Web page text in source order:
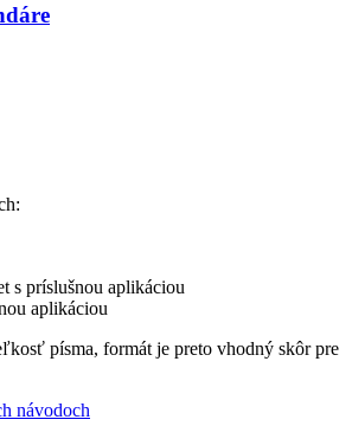
s príslušnou aplikáciou
aplikáciou
písma, formát je preto vhodný skôr pre
návodoch